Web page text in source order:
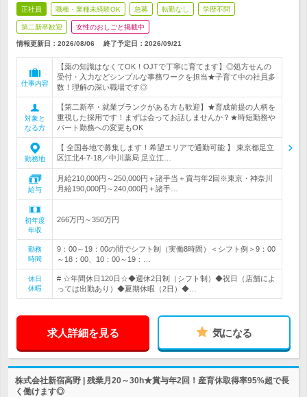
正社員 職種・業種未経験OK 急募 転勤なし 学歴不問
第二新卒歓迎 女性のおしごと掲載中
情報更新日：2026/08/06 終了予定日： 2026/09/21
仕事内容
【薬の知識はなくてOK！OJTで丁寧に育てます】◎処方せんの
受付・入力などシンプルな事務ワークを担当★子育て中の社員多
数！理解の深い職場です◎
対象と
なる方
【第二新卒・就業ブランクがある方も歓迎】★育成前提の人柄を
重視した採用です！まずは会ってお話しませんか？★時短勤務や
パート勤務への変更もOK
勤務地
【 全国各地で募集します！希望エリアで通勤可能 】 東京都足立
区江北4-7-18／中川薬局 足立江…
給与
月給210,000円～250,000円＋諸手当＋賞与年2回※東京・神奈川
月給190,000円～240,000円＋諸手…
初年度
年収
266万円～350万円
勤務
時間
9：00～19：00の間でシフト制（実働8時間）＜シフト例＞9：00
～18：00、10：00～19：…
休日
休暇
# ☆年間休日120日☆◆週休2日制（シフト制）◆祝日（店舗によ
っては出勤あり）◆夏期休暇（2日）◆…
求人詳細を見る 気になる
株式会社新宿高野 | 残業月20～30h★賞与年2回！産育休取得率95%超で長
く働けます◎